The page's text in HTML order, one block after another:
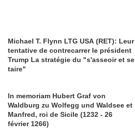
Michael T. Flynn LTG USA (RET): Leur
tentative de contrecarrer le président
Trump La stratégie du "s'asseoir et se
taire"
In memoriam Hubert Graf von
Waldburg zu Wolfegg und Waldsee et
Manfred, roi de Sicile (1232 - 26
février 1266)